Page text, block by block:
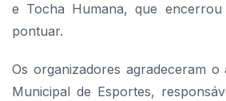
e Tocha Humana, que
pontuar.
Os organizadores agradeceram o
Municipal de Esportes,